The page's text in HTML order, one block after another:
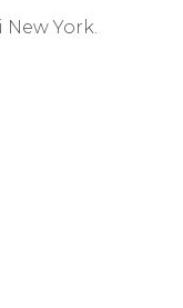
York.